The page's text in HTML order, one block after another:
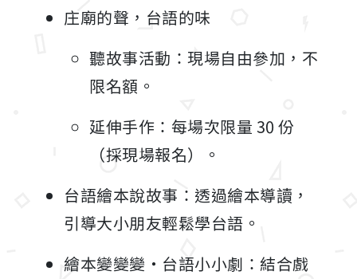
庄廟的聲，台語的味
聽故事活動：現場自由參加，不
限名額。
延伸手作：每場次限量 30 份
（採現場報名）。
台語繪本說故事：透過繪本導讀，
引導大小朋友輕鬆學台語。
繪本變變變・台語小小劇：結合戲